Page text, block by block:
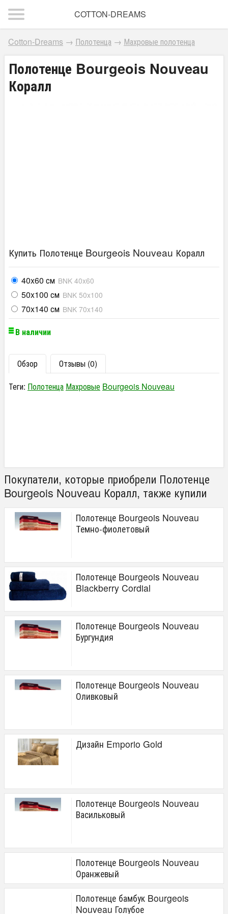
COTTON-DREAMS
Cotton-Dreams → Полотенца → Махровые полотенца
Полотенце Bourgeois Nouveau
Коралл
Купить Полотенце Bourgeois Nouveau Коралл
40x60 см BNK 40x60
50x100 см BNK 50x100
70x140 см BNK 70x140
В наличии
Обзор
Отзывы (0)
Теги: Полотенца Махровые Bourgeois Nouveau
Покупатели, которые приобрели Полотенце
Bourgeois Nouveau Коралл, также купили
Полотенце Bourgeois Nouveau
Темно-фиолетовый
Полотенце Bourgeois Nouveau
Blackberry Cordial
Полотенце Bourgeois Nouveau
Бургундия
Полотенце Bourgeois Nouveau
Оливковый
Дизайн Emporio Gold
Полотенце Bourgeois Nouveau
Васильковый
Полотенце Bourgeois Nouveau
Оранжевый
Полотенце бамбук Bourgeois
Nouveau Голубое